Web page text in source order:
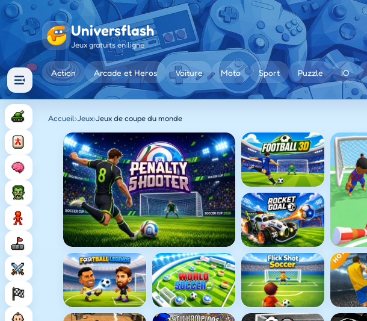
Universflash
Jeux gratuits en ligne
Action Arcade et Heros Voiture Moto Sport Puzzle IO
Accueil›Jeux›Jeux de coupe du monde